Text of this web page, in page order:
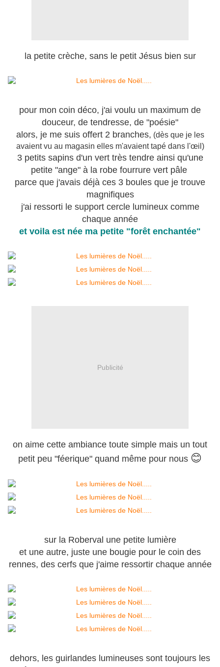
la petite crèche, sans le petit Jésus bien sur
pour mon coin déco, j'ai voulu un maximum de
douceur, de tendresse, de "poésie"
alors, je me suis offert 2 branches, (dès que je les
avaient vu au magasin elles m'avaient tapé dans l'œil)
3 petits sapins d'un vert très tendre ainsi qu'une
petite "ange" à la robe fourrure vert pâle
parce que j'avais déjà ces 3 boules que je trouve
magnifiques
j'ai ressorti le support cercle lumineux comme
chaque année
et voila est née ma petite "forêt enchantée"
Publicité
on aime cette ambiance toute simple mais un tout
petit peu "féerique" quand même pour nous 😊
sur la Roberval une petite lumière
et une autre, juste une bougie pour le coin des
rennes, des cerfs que j'aime ressortir chaque année
dehors, les guirlandes lumineuses sont toujours les